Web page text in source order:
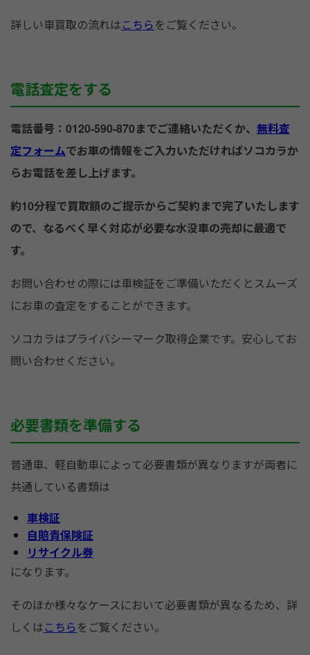
詳しい車買取の流れはこちらをご覧ください。
電話査定をする
電話番号：0120-590-870までご連絡いただくか、 無料査
定フォームでお車の情報をご入力いただければソコカラか
らお電話を差し上げます。
約10分程で買取額のご提示からご契約まで完了いたします
ので、なるべく早く対応が必要な水没車の売却に最適で
す。
お問い合わせの際には車検証をご準備いただくとスムーズ
にお車の査定をすることができます。
ソコカラはプライバシーマーク取得企業です。安心してお
問い合わせください。
必要書類を準備する
普通車、軽自動車によって必要書類が異なりますが両者に
共通している書類は
車検証
自賠責保険証
リサイクル券
になります。
そのほか様々なケースにおいて必要書類が異なるため、詳
しくはこちらをご覧ください。